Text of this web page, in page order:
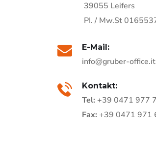
39055 Leifers
PI. / Mw.St
E-Mail:
info@gruber-office.it
Kontakt:
Tel: +39 0471 977
Fax: +39 0471 971